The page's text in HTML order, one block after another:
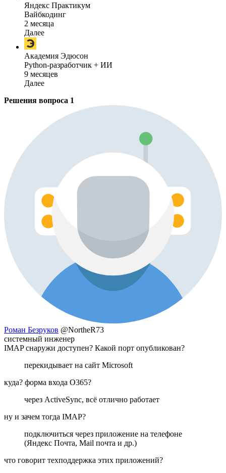
Яндекс Практикум
Вайбкодинг
2 месяца
Далее
Академия Эдюсон
Python-разработчик + ИИ
9 месяцев
Далее
Решения вопроса 1
Роман Безруков @NortheR73
системный инженер
IMAP снаружи доступен? Какой порт опубликован?
перекидывает на сайт Microsoft
куда? форма входа О365?
через ActiveSync, всё отлично работает
ну и зачем тогда IMAP?
подключиться через приложение на телефоне
(Яндекс Почта, Mail почта и др.)
что говорит техподдержка этих приложений?